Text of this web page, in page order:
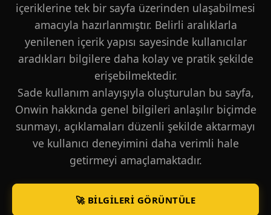
içeriklerine tek bir sayfa üzerinden ulaşabilmesi
amacıyla hazırlanmıştır. Belirli aralıklarla
yenilenen içerik yapısı sayesinde kullanıcılar
aradıkları bilgilere daha kolay ve pratik şekilde
erişebilmektedir.
Sade kullanım anlayışıyla oluşturulan bu sayfa,
Onwin hakkında genel bilgileri anlaşılır biçimde
sunmayı, açıklamaları düzenli şekilde aktarmayı
ve kullanıcı deneyimini daha verimli hale
getirmeyi amaçlamaktadır.
🚀 BILGILERI GÖRÜNTÜLE